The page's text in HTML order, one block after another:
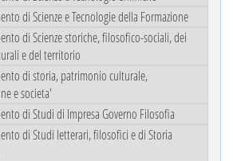
di Scienze e Tecnologie della Formazione
di Scienze storiche, filosofico-sociali, dei
e del territorio
di storia, patrimonio culturale,
e societa'
di Studi di Impresa Governo Filosofia
di Studi letterari, filosofici e di Storia